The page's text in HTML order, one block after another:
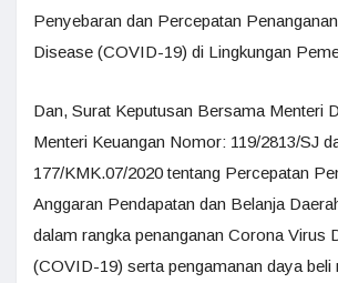
Penyebaran dan Percepatan
Disease (COVID-19) di Lingkungan
Dan, Surat Keputusan Bersama Menteri
Menteri Keuangan Nomor: 119/2813/SJ
177/KMK.07/2020 tentang Percepatan
Anggaran Pendapatan dan Belanja
dalam rangka penanganan Corona Virus
(COVID-19) serta pengamanan daya beli